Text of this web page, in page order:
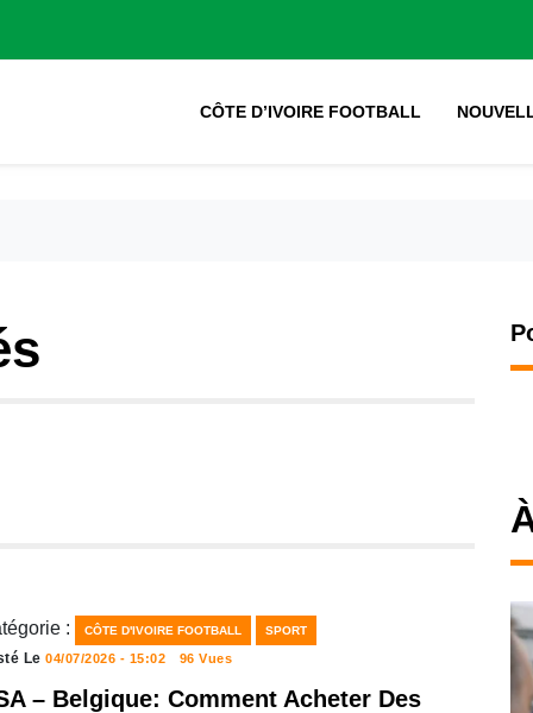
CÔTE D’IVOIRE FOOTBALL
: CÔTE D'IVOIRE FOOTBALL SPORT
Le04/07/2026 - 15:02 96 Vues
– Belgique: Comment Acheter Des